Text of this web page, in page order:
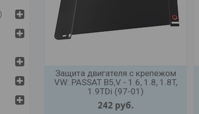
Защита двигателя с крепежом
VW: PASSAT B5,V - 1.6, 1.8, 1.8T,
1.9TDi (97-01)
242 руб.